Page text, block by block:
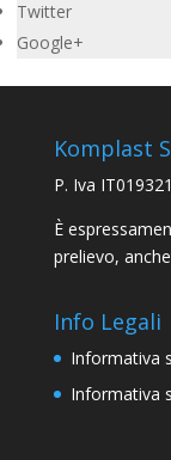
Twitter
Google+
Komplast
P. Iva
È
prelievo,
Info Legali
Informativa
Informativa